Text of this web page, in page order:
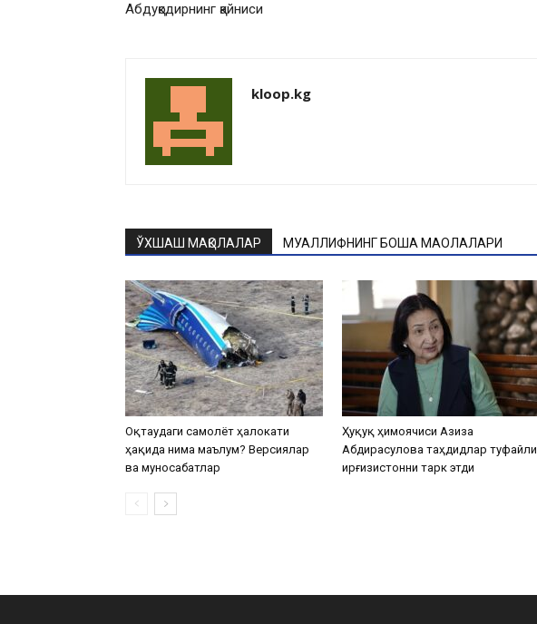
Абдуқодирнинг қайниси
kloop.kg
ЎХШАШ МАҚОЛАЛАР МУАЛЛИФНИНГ БОШҚА МАҚОЛАЛАРИ
Оқтаудаги самолёт ҳалокати
ҳақида нима маълум? Версиялар
ва муносабатлар
Ҳуқуқ ҳимоячиси Азиза
Абдирасулова таҳдидлар туфайли
Қирғизистонни тарк этди